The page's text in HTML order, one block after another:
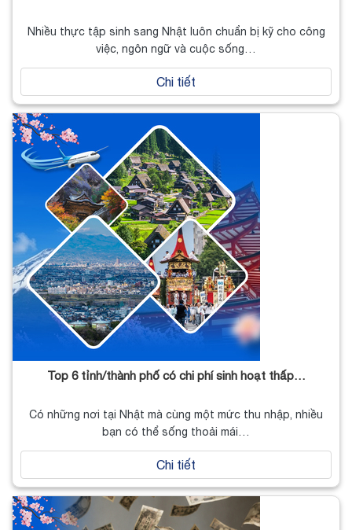
Nhiều thực tập sinh sang Nhật luôn chuẩn bị kỹ cho công
việc, ngôn ngữ và cuộc sống…
Chi tiết
Top 6 tỉnh/thành phố có chi phí sinh hoạt thấp…
Có những nơi tại Nhật mà cùng một mức thu nhập, nhiều
bạn có thể sống thoải mái…
Chi tiết